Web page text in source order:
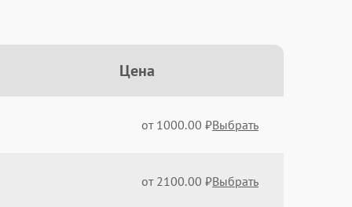
Цена
от 1000.00 ₽Выбрать
от 2100.00 ₽Выбрать